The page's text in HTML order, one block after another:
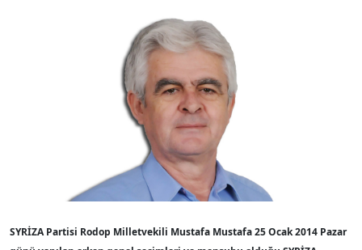
SYRİZA Partisi Rodop Milletvekili Mustafa Mustafa 25 Ocak 2014 Pazar